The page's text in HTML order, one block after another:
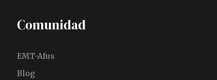
Comunidad
EMT-Afus
Blog